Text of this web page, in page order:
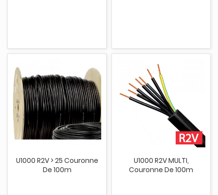
U1000 R2V > 25 Couronne
De 100m
U1000 R2V MULTI,
Couronne De 100m